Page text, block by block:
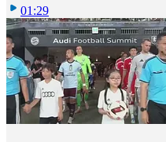
01:29